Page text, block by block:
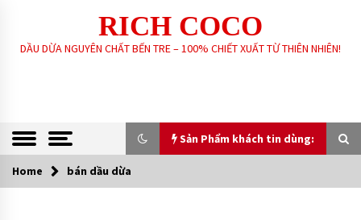
content
RICH COCO
DẦU DỪA NGUYÊN CHẤT BẾN TRE – 100% CHIẾT XUẤT TỪ THIÊN NHIÊN!
Sản Phẩm khách tin dùng:
Sản Phẩm khách tin dùng:
Home bán dầu dừa